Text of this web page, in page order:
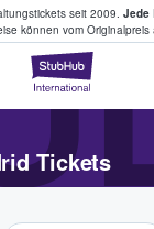
seit 2009. Jede
können vom Originalpreis
&
Tickets